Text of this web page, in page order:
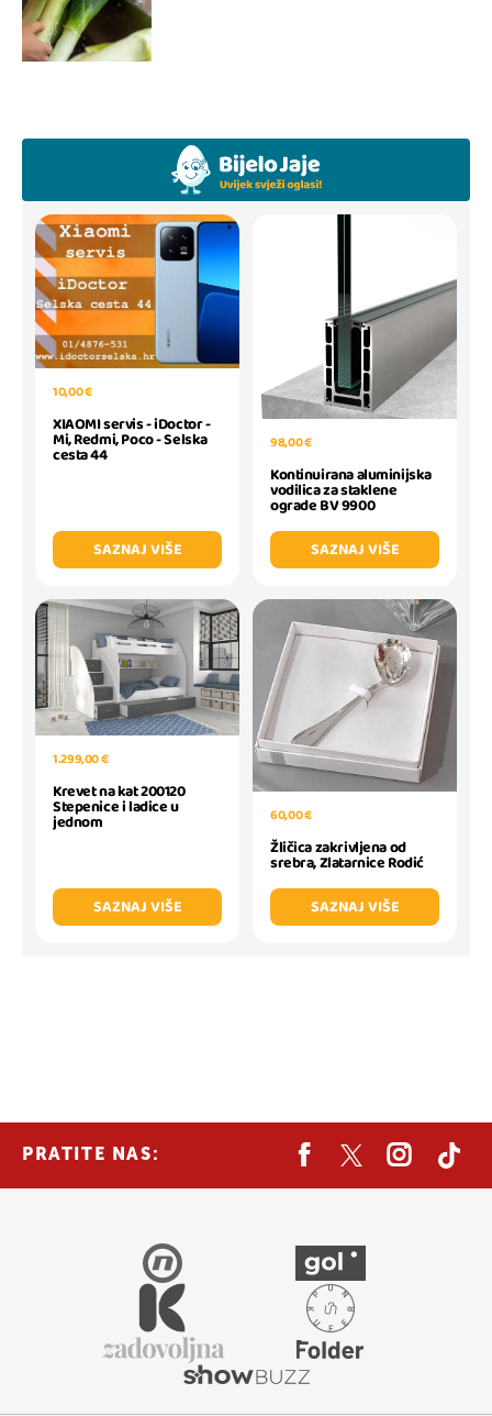
10,00 €
XIAOMI servis - iDoctor -
Mi, Redmi, Poco - Selska
cesta 44
SAZNAJ VIŠE
98,00 €
Kontinuirana aluminijska
vodilica za staklene
ograde BV 9900
SAZNAJ VIŠE
1.299,00 €
Krevet na kat 200120
Stepenice i ladice u
jednom
SAZNAJ VIŠE
60,00 €
Žličica zakrivljena od
srebra, Zlatarnice Rodić
SAZNAJ VIŠE
PRATITE NAS: